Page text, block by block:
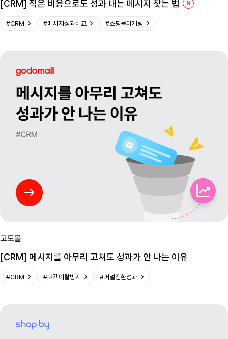
[CRM] 적은 비용으로도 성과 내는 메시지 찾는 법
N
N
#CRM #메시지성과비교 #쇼핑몰마케팅
고도몰
[CRM] 메시지를 아무리 고쳐도 성과가 안 나는 이유
#CRM #고객이탈방지 #퍼널전환성과